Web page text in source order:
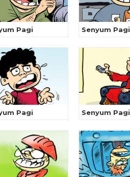
Pagi Senyum Pagi
Pagi Senyum Pagi